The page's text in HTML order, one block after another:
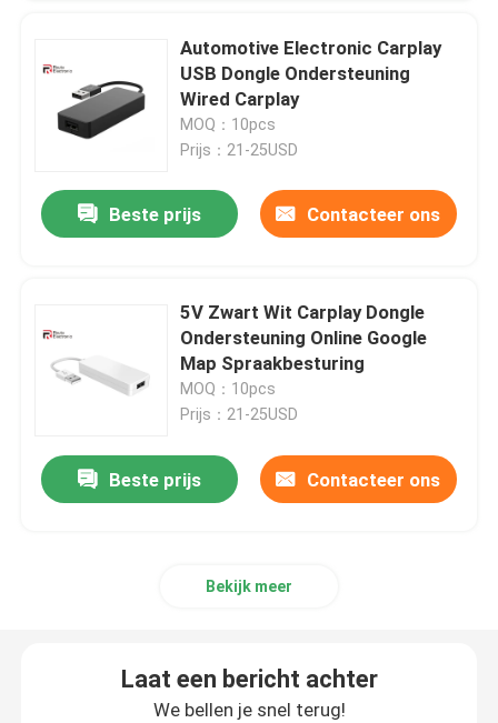
Automotive Electronic Carplay
USB Dongle Ondersteuning
Wired Carplay
MOQ：10pcs
Prijs：21-25USD
Beste prijs Contacteer ons
5V Zwart Wit Carplay Dongle
Ondersteuning Online Google
Map Spraakbesturing
MOQ：10pcs
Prijs：21-25USD
Beste prijs Contacteer ons
Bekijk meer
Laat een bericht achter
We bellen je snel terug!